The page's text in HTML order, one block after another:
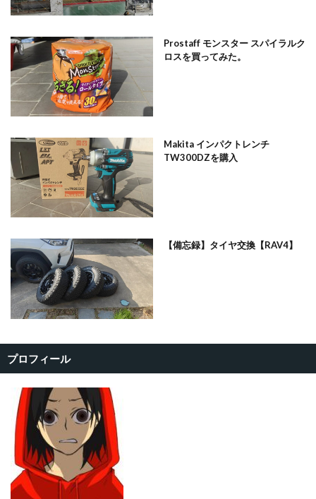
Prostaff モンスター スパイラルク
ロスを買ってみた。
Makita インパクトレンチ
TW300DZを購入
【備忘録】タイヤ交換【RAV4】
プロフィール